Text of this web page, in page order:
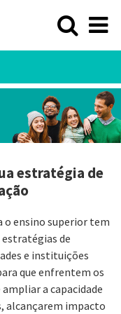
estratégia de
o ensino superior tem
de
e instituições
que enfrentem os
a capacidade
alcançarem impacto